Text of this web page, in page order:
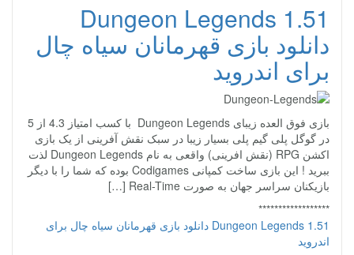
Dungeon Legends 1.51
دانلود بازی قهرمانان سیاه چال
برای اندروید
بازی فوق العده زیبای Dungeon Legends با کسب امتیاز 4.3 از 5
در گوگل پلی گیم پلی بسیار زیبا در سبک نقش آفرینی از یک بازی
اکشن RPG (نقش افرینی) واقعی به نام Dungeon Legends لذت
ببرید ! این بازی ساخت کمپانی Codigames بوده که شما را با دیگر
بازیکنان سراسر جهان به صورت Real-Time […]
******************
Dungeon Legends 1.51 دانلود بازی قهرمانان سیاه چال برای
اندروید